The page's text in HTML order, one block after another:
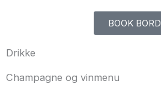
BOOK BORD
Drikke
Champagne og vinmenu